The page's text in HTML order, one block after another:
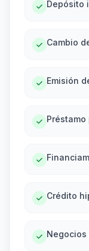
Depósito
Cambio
Emisión
Crédito